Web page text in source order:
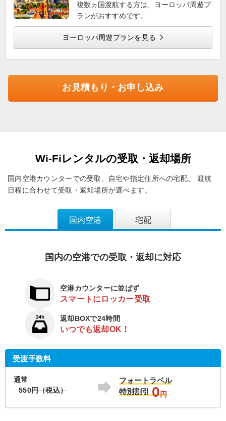
複数ヵ国渡航する方は、ヨーロッパ周遊プ
ランがおすすめです。
ヨーロッパ周遊プランを見る
お見積もり・お申し込み
Wi-Fiレンタルの受取・返却場所
国内空港カウンターでの受取、自宅や指定住所への宅配、
渡航
日程に合わせて受取・返却場所が選べます。
国内空港 宅配
国内の空港での受取・返却に対応
空港カウンターに並ばず
スマートにロッカー受取
返却BOXで24時間
いつでも返却OK！
受渡手数料
通常
550円（税込）
フォートラベル
特別割引
0円